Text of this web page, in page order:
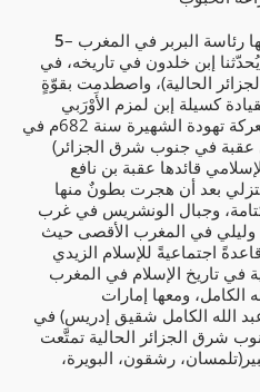
5– عاشت قبيلة أوربة، التي آلت إليها رئاسة البربر في المغرب
إبن خلدون في تاريخه، في
الحالية)، واصطدمت بقوّةٍ
كسيلة إبن لمزم الأَوْرَبي
البرنسي، وانتصرت عليهم في معركة تهودة الشهيرة سنة 682م في
عقبة في جنوب شرق الجزائر)
قائدها عقبة بن نافع
بعد أن هجرت بطونٌ منها
وجبال الونشريس في غرب
وليلي في المغرب الأقصى حيث
اجتماعيةً للإسلام الزيدي
في تاريخ الإسلام في المغرب
الكامل، ومعها إمارات
الله الكامل شقيق إدريس) في
شرق الجزائر الحالية تمتَّعت
رشقون، البويرة،